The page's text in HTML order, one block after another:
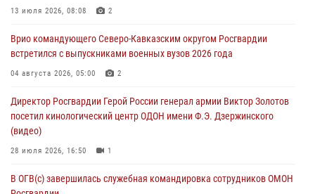
В Зауралье при содействии СОБР Росгвардии ликвидирована
06 августа 2026, 11:27
В Москве росгвардейцы задержали троих мужчин, устроивших
06 августа 2026, 11:20 1
13 июля 2026, 08:08 2
Врио командующего Северо-Кавказским округом Росгвардии
встретился с выпускниками военных вузов 2026 года
04 августа 2026, 05:00 2
Директор Росгвардии Герой России генерал армии Виктор Золотов
посетил кинологический центр ОДОН имени Ф.Э. Дзержинского
(видео)
28 июля 2026, 16:50 1
В ОГВ(с) завершилась служебная командировка сотрудников ОМОН